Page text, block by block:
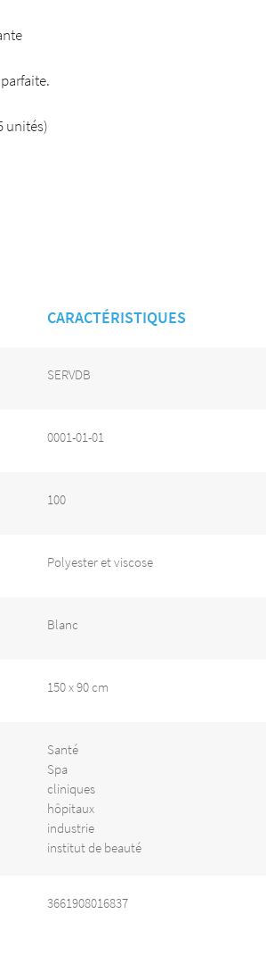
unités)
CARACTÉRISTIQUES
SERVDB
0001-01-01
100
Polyester et viscose
Blanc
150 x 90 cm
Santé
Spa
cliniques
hôpitaux
industrie
institut de beauté
3661908016837